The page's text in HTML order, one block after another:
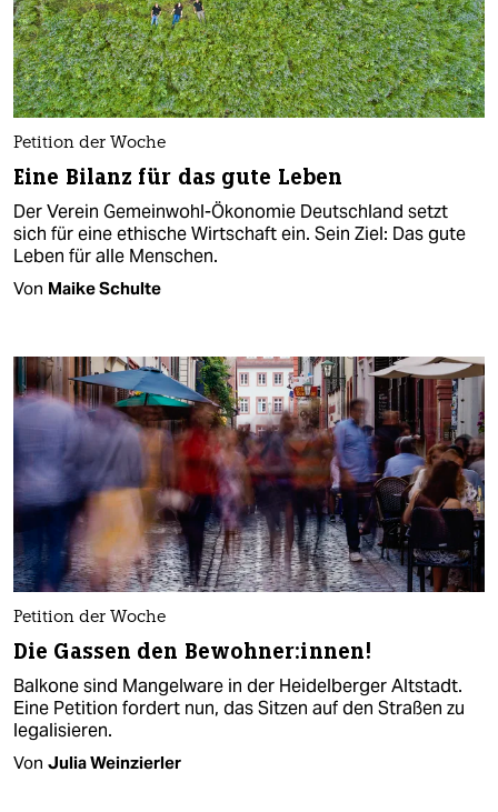
Petition der Woche
Eine Bilanz für das gute Leben
Der Verein Gemeinwohl-Ökonomie Deutschland setzt
sich für eine ethische Wirtschaft ein. Sein Ziel: Das gute
Leben für alle Menschen.
Von Maike Schulte
Petition der Woche
Die Gassen den Bewohner:innen!
Balkone sind Mangelware in der Heidelberger Altstadt.
Eine Petition fordert nun, das Sitzen auf den Straßen zu
legalisieren.
Von Julia Weinzierler